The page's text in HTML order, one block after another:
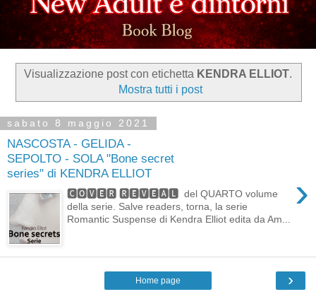
Visualizzazione post con etichetta KENDRA ELLIOT.
Mostra tutti i post
sabato 8 maggio 2021
NASCOSTA - GELIDA -
SEPOLTO - SOLA "Bone secret
series" di KENDRA ELLIOT
›
🅲🅾🆅🅴🆁 🆁🅴🆅🅴🅰🅻 del QUARTO volume
della serie. Salve readers, torna, la serie
Romantic Suspense di Kendra Elliot edita da Am...
›
Home page